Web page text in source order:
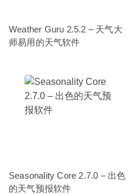
Weather Guru 2.5.2 – 天气大
师易用的天气软件
Seasonality Core 2.7.0 – 出色
的天气预报软件